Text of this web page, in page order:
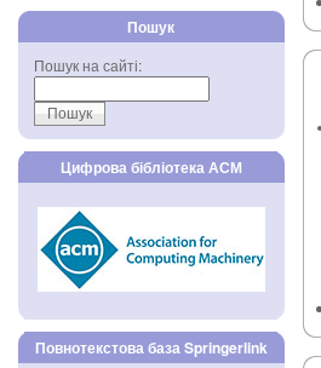
Пошук
Пошук на сайті:
Цифрова бібліотека АСМ
Повнотекстова база Springerlink